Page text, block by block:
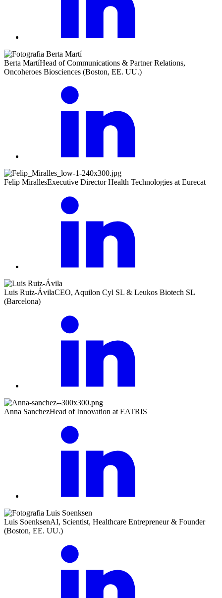
Berta MartíHead of Communications & Partner Relations,
Oncoheroes Biosciences (Boston, EE. UU.)
Felip MirallesExecutive Director Health Technologies at Eurecat
Luis Ruiz-ÁvilaCEO, Aquilon Cyl SL & Leukos Biotech SL
(Barcelona)
Anna SanchezHead of Innovation at EATRIS
Luis SoenksenAI, Scientist, Healthcare Entrepreneur & Founder
(Boston, EE. UU.)